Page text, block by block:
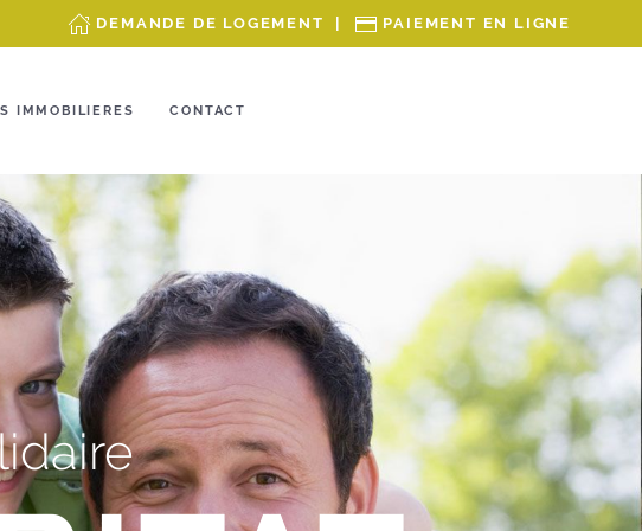
DEMANDE DE LOGEMENT PAIEMENT EN LIGNE
IMMOBILIERES CONTACT